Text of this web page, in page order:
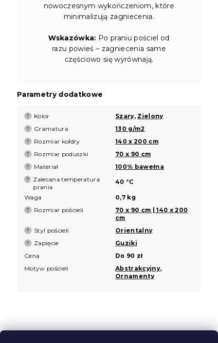
nowoczesnym wykończeniom, które
minimalizują zagniecenia.
Wskazówka: Po praniu pościel od
razu powieś – zagniecenia same
częściowo się wyrównają.
Parametry dodatkowe
? Kolor Szary, Zielony
? Gramatura 130 g/m2
? Rozmiar kołdry 140 x 200 cm
? Rozmiar poduszki 70 x 90 cm
? Materiał 100% bawełna
?
Zalecana temperatura
prania
40 °C
Waga 0,7 kg
? Rozmiar pościeli
70 x 90 cm | 140 x 200
cm
? Styl pościeli Orientalny
? Zapięcie
Guziki
Cena
Do 90 zł
Motyw pościeli
Abstrakcyjny,
Ornamenty
S